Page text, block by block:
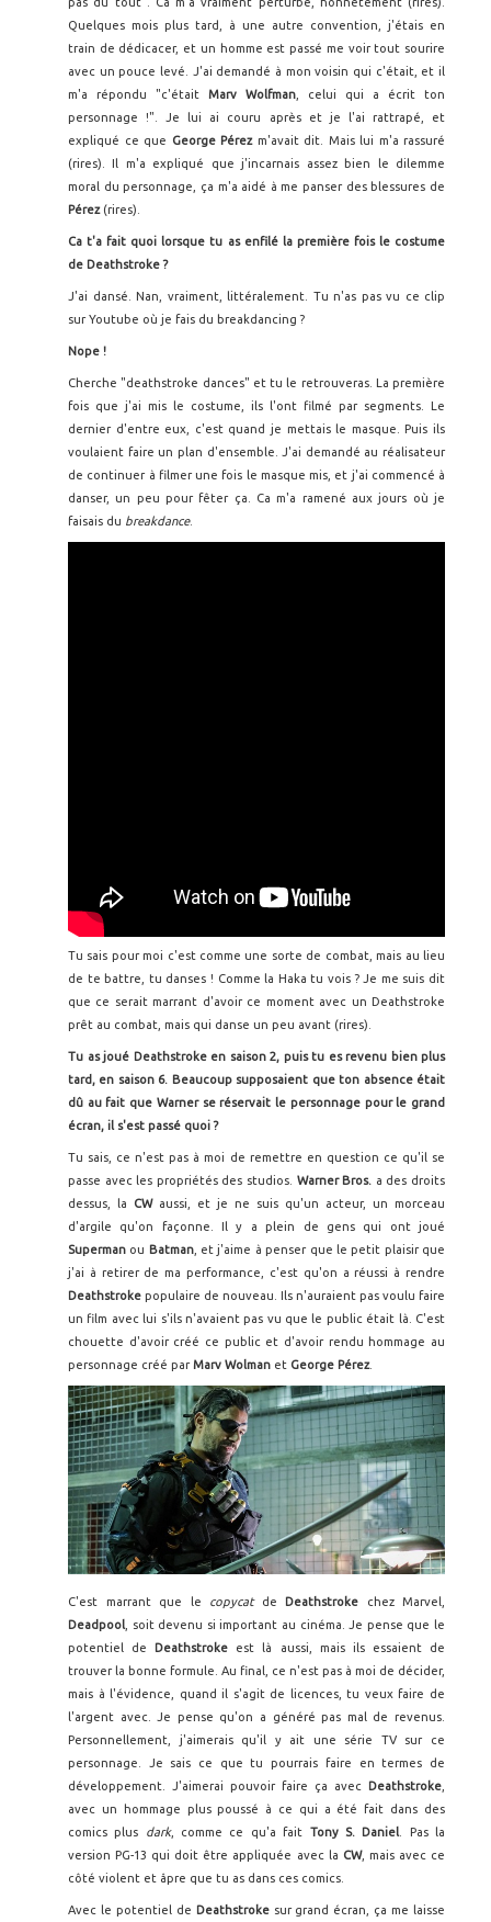
Quelques mois plus tard, à une autre convention, j'étais en
train de dédicacer, et un homme est passé me voir tout sourire
avec un pouce levé. J'ai demandé à mon voisin qui c'était, et il
m'a répondu "c'était Marv Wolfman , celui qui a écrit ton
personnage !". Je lui ai couru après et je l'ai rattrapé, et
expliqué ce que George Pérez m'avait dit. Mais lui m'a rassuré
(rires). Il m'a expliqué que j'incarnais assez bien le dilemme
moral du personnage, ça m'a aidé à me panser des blessures de
Pérez (rires).
Ca t'a fait quoi lorsque tu as enfilé la première fois le costume
de Deathstroke ?
J'ai dansé. Nan, vraiment, littéralement. Tu n'as pas vu ce clip
sur Youtube où je fais du breakdancing ?
Nope !
Cherche "deathstroke dances" et tu le retrouveras. La première
fois que j'ai mis le costume, ils l'ont filmé par segments. Le
dernier d'entre eux, c'est quand je mettais le masque. Puis ils
voulaient faire un plan d'ensemble. J'ai demandé au réalisateur
de continuer à filmer une fois le masque mis, et j'ai commencé à
danser, un peu pour fêter ça. Ca m'a ramené aux jours où je
faisais du breakdance.
Tu sais pour moi c'est comme une sorte de combat, mais au lieu
de te battre, tu danses ! Comme la Haka tu vois ? Je me suis dit
que ce serait marrant d'avoir ce moment avec un Deathstroke
prêt au combat, mais qui danse un peu avant (rires).
Tu as joué Deathstroke en saison 2, puis tu es revenu bien plus
tard, en saison 6. Beaucoup supposaient que ton absence était
dû au fait que Warner se réservait le personnage pour le grand
écran, il s'est passé quoi ?
Tu sais, ce n'est pas à moi de remettre en question ce qu'il se
passe avec les propriétés des studios. Warner Bros. a des droits
dessus, la CW aussi, et je ne suis qu'un acteur, un morceau
d'argile qu'on façonne. Il y a plein de gens qui ont joué
Superman ou Batman, et j'aime à penser que le petit plaisir que
j'ai à retirer de ma performance, c'est qu'on a réussi à rendre
Deathstroke populaire de nouveau. Ils n'auraient pas voulu faire
un film avec lui s'ils n'avaient pas vu que le public était là. C'est
chouette d'avoir créé ce public et d'avoir rendu hommage au
personnage créé parMarv Wolman et George Pérez.
C'est marrant que le copycat de Deathstroke chez Marvel,
Deadpool , soit devenu si important au cinéma. Je pense que le
potentiel de Deathstroke est là aussi, mais ils essaient de
trouver la bonne formule. Au final, ce n'est pas à moi de décider,
mais à l'évidence, quand il s'agit de licences, tu veux faire de
l'argent avec. Je pense qu'on a généré pas mal de revenus.
Personnellement, j'aimerais qu'il y ait une série TV sur ce
personnage. Je sais ce que tu pourrais faire en termes de
développement. J'aimerai pouvoir faire ça avec Deathstroke
avec un hommage plus poussé à ce qui a été fait dans des
comics plus
dark, comme ce qu'a fait Tony S. Daniel . Pas la
version PG-13 qui doit être appliquée avec la CW, mais avec ce
côté violent et âpre que tu as dans ces comics.
Avec le potentiel de Deathstroke sur grand écran, ça me laisse